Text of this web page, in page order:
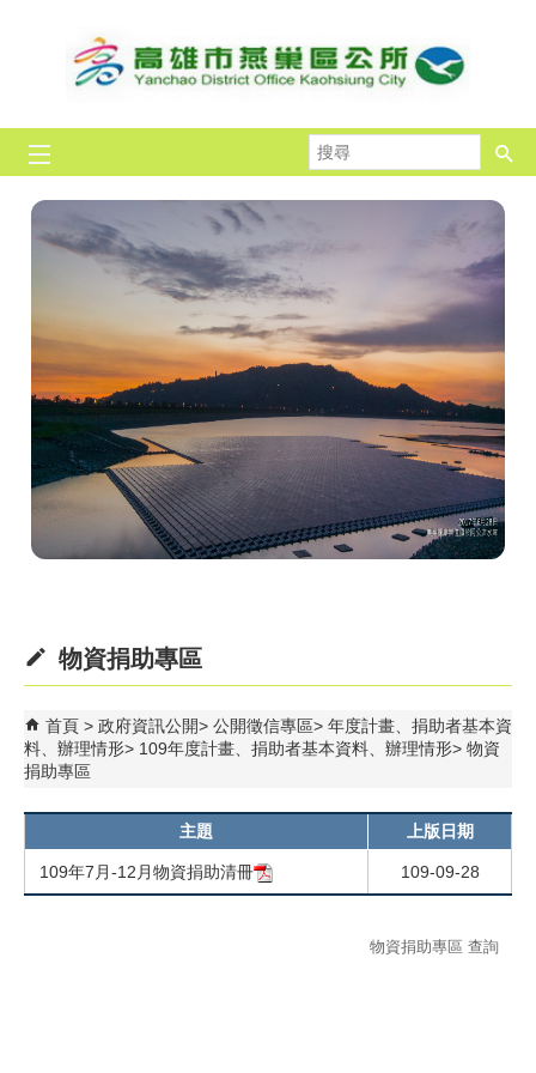
尋
物資捐助專區
首頁 政府資訊公開 公開徵信專區
年度計畫、捐助者基本資
料、辦理情形
109年度計畫、捐助者基本資料、辦理情形
物資
捐助專區
主題 上版日期
109年7月-12月物資捐助清冊 109-09-28
物資捐助專區 查詢